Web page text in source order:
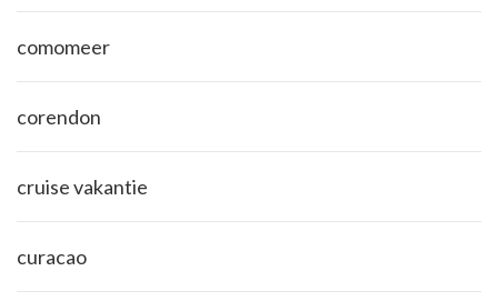
comomeer
corendon
cruise vakantie
curacao